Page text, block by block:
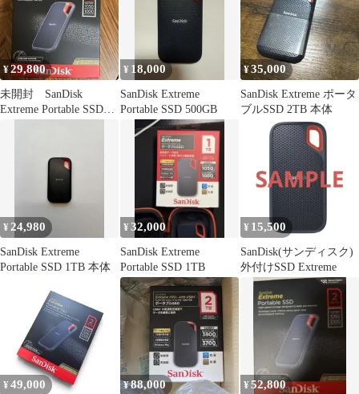
¥29,800
未開封 SanDisk
Extreme Portable SSD
¥ 18,000
SanDisk Extreme
Portable SSD 500GB
¥35,000
SanDisk Extreme ポータ
ブルSSD 2TB 本体
¥ 24,980
SanDisk Extreme
Portable SSD 1TB 本体
¥32,000
SanDisk Extreme
Portable SSD 1TB
¥ 15,500
SanDisk(サンディスク)
外付けSSD Extreme
¥ 49,000 ¥88,000 ¥52,800